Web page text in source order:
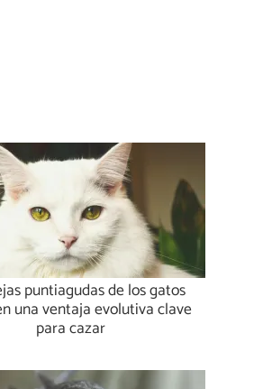
puntiagudas de los gatos
una ventaja evolutiva clave
para cazar